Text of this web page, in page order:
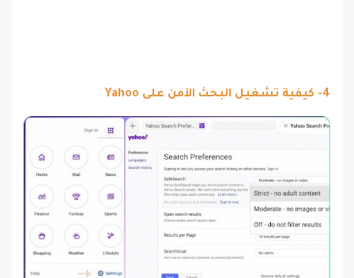
4- كيفية تشغيل البحث الآمن على Yahoo